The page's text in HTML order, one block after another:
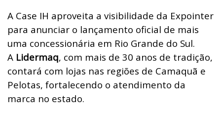
A Case IH aproveita a visibilidade da Expointer
para anunciar o lançamento oficial de mais
uma concessionária em Rio Grande do Sul.
A Lidermaq, com mais de 30 anos de tradição,
contará com lojas nas regiões de Camaquã e
Pelotas, fortalecendo o atendimento da
marca no estado.